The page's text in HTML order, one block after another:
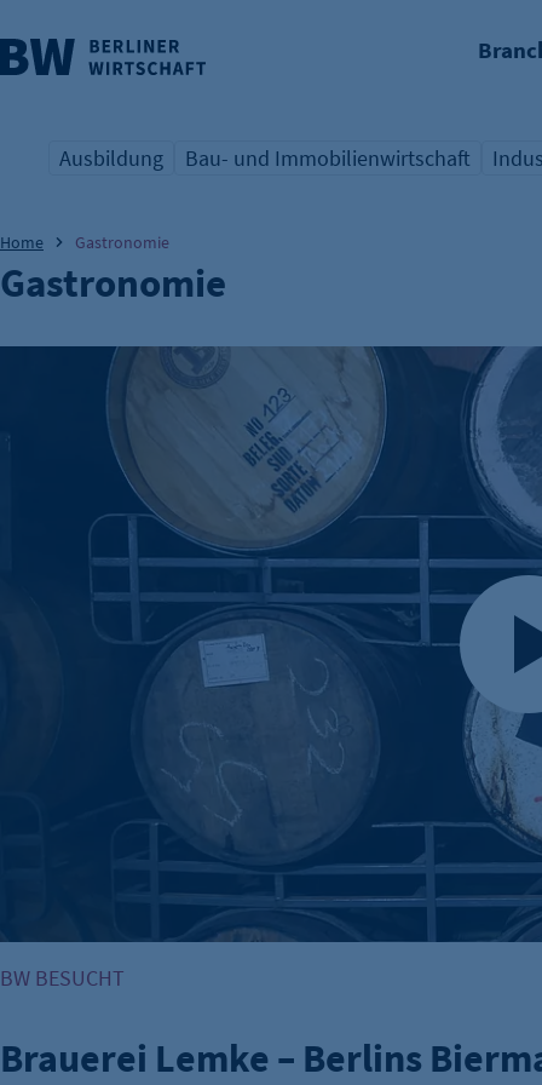
überspringen
Übersicht Schlagwort
Ausbildung
Übersicht Schlagwort
Bau- und Immobilienwirtschaft
Home Gastronomie
Gastronomie
Brauerei Lemke – Berlins Biermanufaktur mit ordentlich
BW BESUCHT
Brauerei Lemke – Berlins